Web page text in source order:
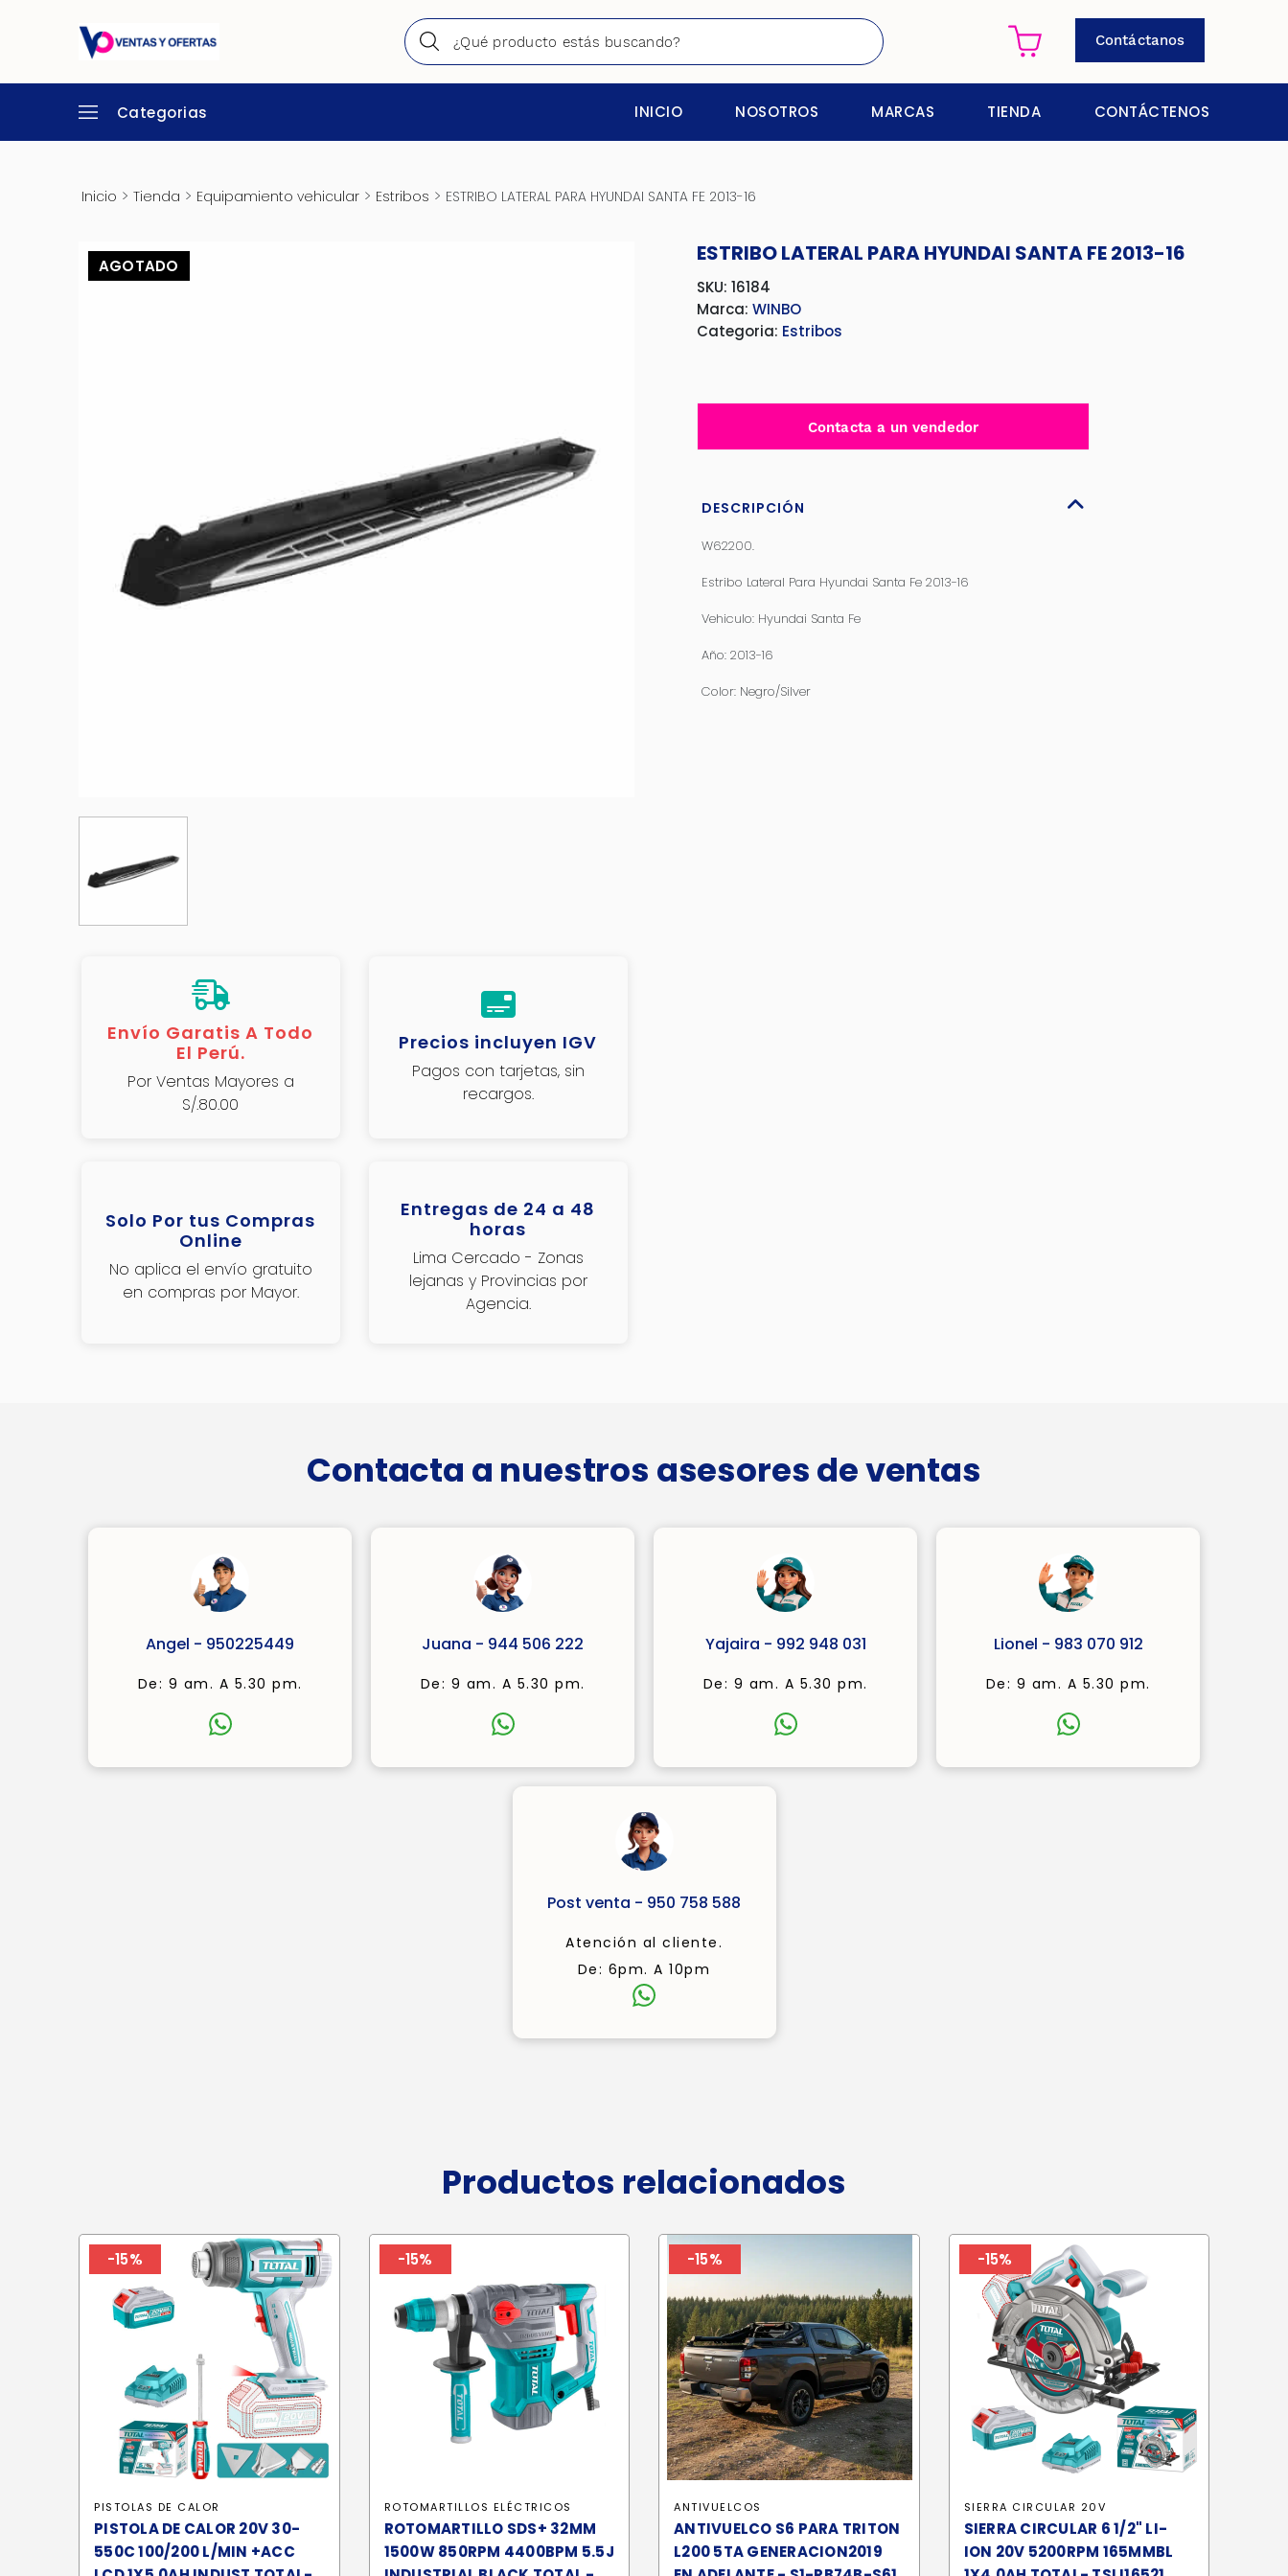
Contáctanos
Categorias INICIO NOSOTROS MARCAS TIENDA CONTÁCTENOS
Inicio > Tienda > Equipamiento vehicular> Estribos > ESTRIBO LATERAL PARA HYUNDAI SANTA FE 2013-16
AGOTADO
Envío Garatis A Todo
El Perú.
Por Ventas Mayores a
S/.80.00
Precios incluyen IGV
Pagos con tarjetas, sin
recargos.
Solo Por tus Compras
Online
No aplica el envío gratuito
en compras por Mayor.
Entregas de 24 a 48
horas
Lima Cercado - Zonas
lejanas y Provincias por
Agencia.
ESTRIBO LATERAL PARA HYUNDAI SANTA FE 2013-16
SKU: 16184
Marca: WINBO
Categoria: Estribos
Contacta a un vendedor
DESCRIPCIÓN
W62200.
Estribo Lateral Para Hyundai Santa Fe 2013-16
Vehiculo: Hyundai Santa Fe
Año: 2013-16
Color: Negro/Silver
Contacta a nuestros asesores de ventas
Angel - 950225449
De: 9 am. A 5.30 pm.
Juana - 944 506 222
De: 9 am. A 5.30 pm.
Yajaira - 992 948 031
De: 9 am. A 5.30 pm.
Lionel - 983 070 912
De: 9 am. A 5.30 pm.
Post venta - 950 758 588
Atención al cliente.
De: 6pm. A 10pm
Productos relacionados
-15%
PISTOLAS DE CALOR
PISTOLA DE CALOR 20V 30-
550C 100/200 L/MIN +ACC
-15%
ROTOMARTILLOS ELÉCTRICOS
ROTOMARTILLO SDS+ 32MM
1500W 850RPM 4400BPM 5.5J
-15%
ANTIVUELCOS
ANTIVUELCO S6 PARA TRITON
L200 5TA GENERACION2019
-15%
SIERRA CIRCULAR 20V
SIERRA CIRCULAR 6 1/2" LI-
ION 20V 5200RPM 165MMBL